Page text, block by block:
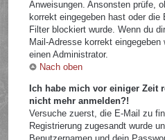
Anweisungen. Ansonsten prüfe,
korrekt eingegeben hast oder
Filter blockiert wurde. Wenn du
Mail-Adresse korrekt
einen Administrator.
Nach oben
Ich habe mich vor einiger Zeit
nicht mehr anmelden?!
Versuche zuerst, die E-Mail zu
Registrierung zugesandt wurde